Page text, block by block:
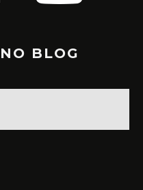
BLOG